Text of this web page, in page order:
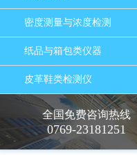
密度测量与浓度检测
纸品与箱包类仪器
皮革鞋类检测仪
全国免费咨询热线
0769-23181251